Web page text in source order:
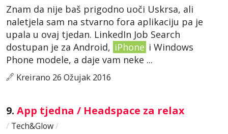
Znam da nije baš prigodno uoči Uskrsa, ali
naletjela sam na stvarno fora aplikaciju pa je
upala u ovaj tjedan. LinkedIn Job Search
dostupan je za Android, iPhone i Windows
Phone modele, a daje vam neke ...
Kreirano 26 Ožujak 2016
9. App tjedna / Headspace za relax
/ Tech&Glow/